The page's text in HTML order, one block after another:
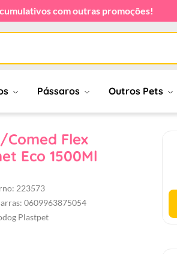
com outras promoções!
Pássaros Outros Pets
Comed Flex
Eco 1500Ml
223573
0609963875054
Plastpet